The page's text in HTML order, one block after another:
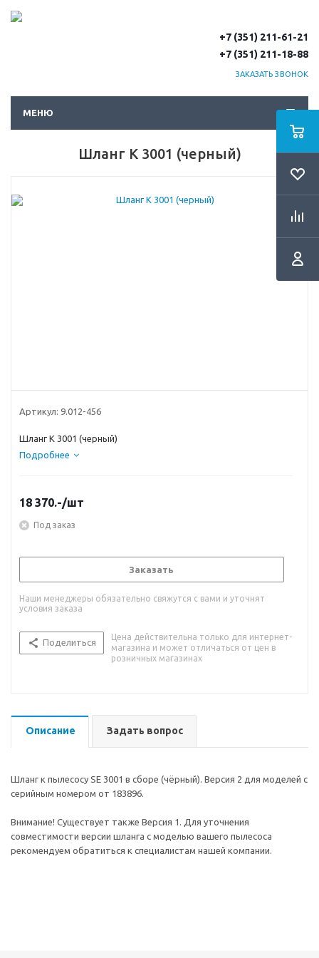
+7 (351) 211-61-21
+7 (351) 211-18-88
ЗАКАЗАТЬ ЗВОНОК
МЕНЮ
Шланг K 3001 (черный)
Артикул: 9.012-456
Шланг K 3001 (черный)
Подробнее
18 370.-/шт
Под заказ
Заказать
Наши менеджеры обязательно свяжутся с вами и уточнят
условия заказа
Поделиться
Цена действительна только для интернет-
магазина и может отличаться от цен в
розничных магазинах
Описание Задать вопрос
Шланг к пылесосу SE 3001 в сборе (чёрный). Версия 2 для моделей с
серийным номером от 183896.
Внимание! Существует также Версия 1. Для уточнения
совместимости версии шланга с моделью вашего пылесоса
рекомендуем обратиться к специалистам нашей компании.